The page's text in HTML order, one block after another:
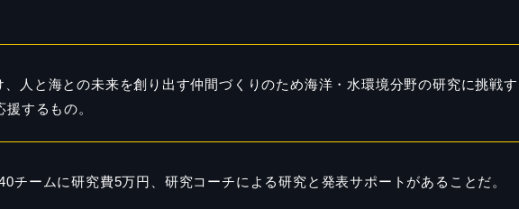
人と海との未来を創り出す仲間づくりのため海洋・水環境分野の研究に挑戦す
するもの。
チームに研究費5万円、研究コーチによる研究と発表サポートがあることだ。